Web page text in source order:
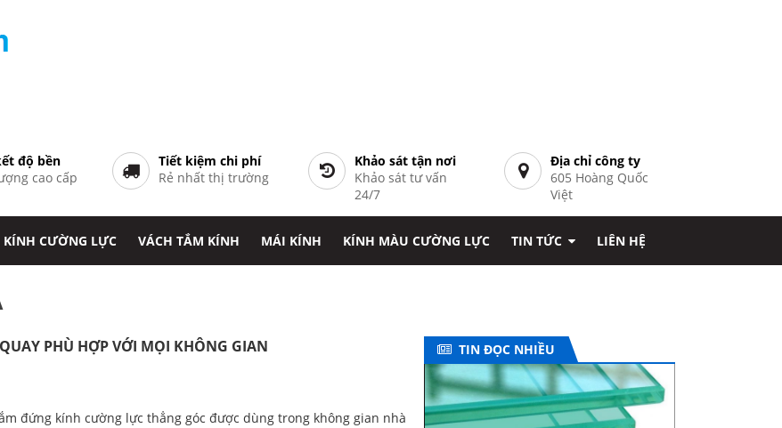
độ bền
cao cấp
Tiết kiệm chi phí
Rẻ nhất thị trường
Khảo sát tận nơi
Khảo sát tư vấn
24/7
Địa chỉ công ty
605 Hoàng Quốc
Việt
KÍNH CƯỜNG LỰC VÁCH TẮM KÍNH MÁI KÍNH KÍNH MÀU CƯỜNG LỰC TIN TỨC LIÊN HỆ
PHÙ HỢP VỚI MỌI KHÔNG GIAN
đứng kính cường lực thẳng góc được dùng trong không gian nhà
TIN ĐỌC NHIỀU